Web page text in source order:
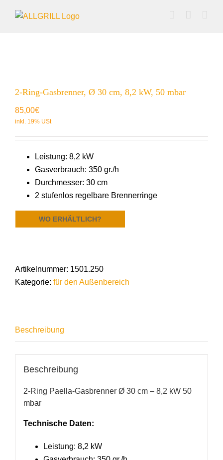
Inhalt
2-Ring-Gasbrenner, Ø 30 cm, 8,2 kW, 50 mbar
85,00€
Leistung: 8,2 kW
Gasverbrauch: 350 gr./h
Durchmesser: 30 cm
2 stufenlos regelbare Brennerringe
WO ERHÄLTLICH?
Artikelnummer: 1501.250
Kategorie: für den Außenbereich
Beschreibung
Beschreibung
2-Ring Paella-Gasbrenner Ø 30 cm – 8,2 kW 50
mbar
Technische Daten:
Leistung: 8,2 kW